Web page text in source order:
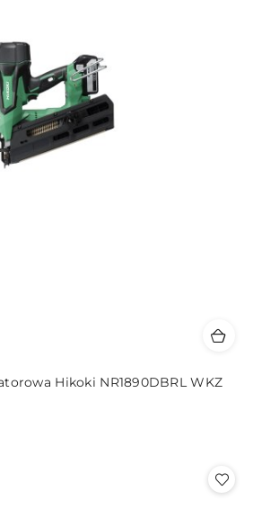
Hikoki NR1890DBRL WKZ